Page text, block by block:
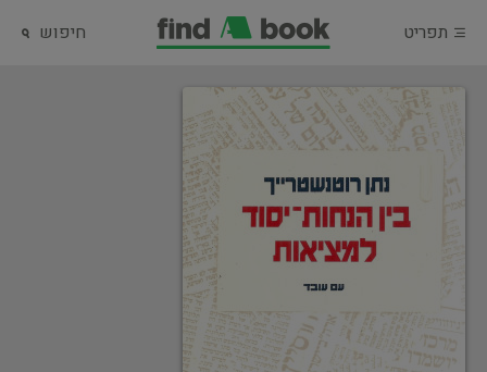
תפריט חיפוש